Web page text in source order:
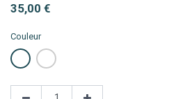
35,00 €
Couleur